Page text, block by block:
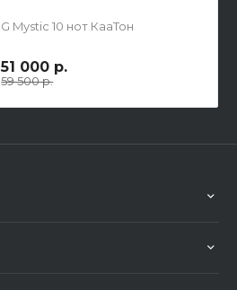
G Mystic 10 нот КааТон
51 000 р.
59 500 р.